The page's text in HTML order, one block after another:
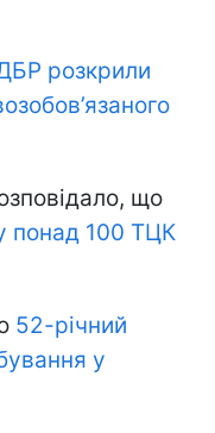
розкрили
що
понад 100 ТЦК
52-річний
у